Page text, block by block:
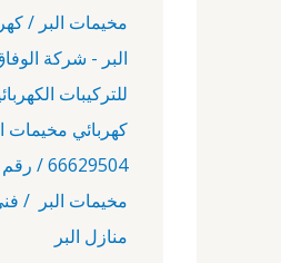
مخيمات البر /
البر - شركة
للتركيبات
كهربائي مخيمات
مخيمات البر /
منازل البر